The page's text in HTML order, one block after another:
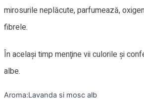
mirosurile neplăcute, parfumează,
fibrele.
În acelaşi timp menţine vii culorile şi
albe.
Aroma:Lavanda si mosc alb